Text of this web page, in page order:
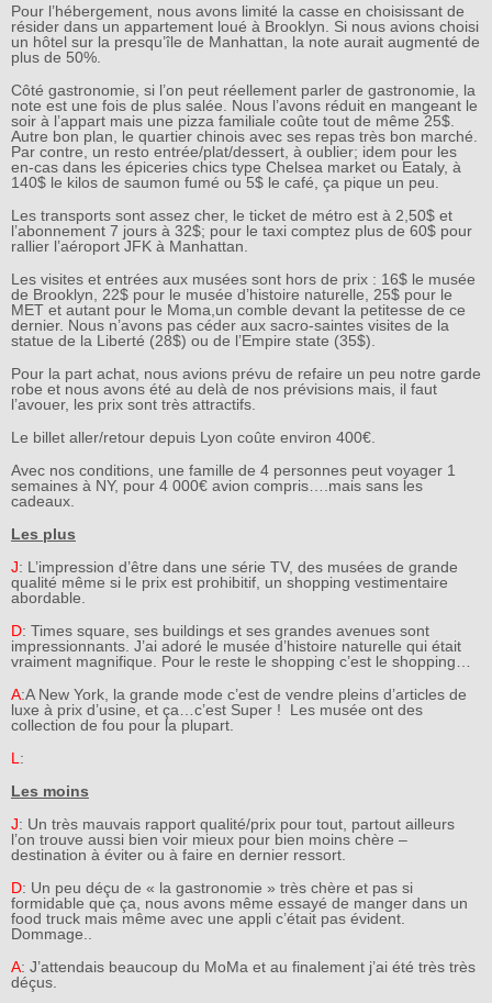
Pour l’hébergement, nous avons limité la casse en choisissant de
résider dans un appartement loué à Brooklyn. Si nous avions choisi
un hôtel sur la presqu’île de Manhattan, la note aurait augmenté de
plus de 50%.
Côté gastronomie, si l’on peut réellement parler de gastronomie, la
note est une fois de plus salée. Nous l’avons réduit en mangeant le
soir à l’appart mais une pizza familiale coûte tout de même 25$.
Autre bon plan, le quartier chinois avec ses repas très bon marché.
Par contre, un resto entrée/plat/dessert, à oublier; idem pour les
en-cas dans les épiceries chics type Chelsea market ou Eataly, à
140$ le kilos de saumon fumé ou 5$ le café, ça pique un peu.
Les transports sont assez cher, le ticket de métro est à 2,50$ et
l’abonnement 7 jours à 32$; pour le taxi comptez plus de 60$ pour
rallier l’aéroport JFK à Manhattan.
Les visites et entrées aux musées sont hors de prix : 16$ le musée
de Brooklyn, 22$ pour le musée d’histoire naturelle, 25$ pour le
MET et autant pour le Moma,un comble devant la petitesse de ce
dernier. Nous n’avons pas céder aux sacro-saintes visites de la
statue de la Liberté (28$) ou de l’Empire state (35$).
Pour la part achat, nous avions prévu de refaire un peu notre garde
robe et nous avons été au delà de nos prévisions mais, il faut
l’avouer, les prix sont très attractifs.
Le billet aller/retour depuis Lyon coûte environ 400€.
Avec nos conditions, une famille de 4 personnes peut voyager 1
semaines à NY, pour 4 000€ avion compris….mais sans les
cadeaux.
Les plus
J: L’impression d’être dans une série TV, des musées de grande
qualité même si le prix est prohibitif, un shopping vestimentaire
abordable.
D: Times square, ses buildings et ses grandes avenues sont
impressionnants. J’ai adoré le musée d’histoire naturelle qui était
vraiment magnifique. Pour le reste le shopping c’est le shopping…
A:A New York, la grande mode c’est de vendre pleins d’articles de
luxe à prix d’usine, et ça…c’est Super ! Les musée ont des
collection de fou pour la plupart.
L :
Les moins
J: Un très mauvais rapport qualité/prix pour tout, partout ailleurs
l’on trouve aussi bien voir mieux pour bien moins chère –
destination à éviter ou à faire en dernier ressort.
D: Un peu déçu de « la gastronomie » très chère et pas si
formidable que ça, nous avons même essayé de manger dans un
food truck mais même avec une appli c’était pas évident.
Dommage..
A: J’attendais beaucoup du MoMa et au finalement j’ai été très très
déçus.